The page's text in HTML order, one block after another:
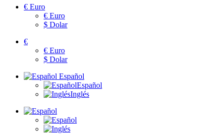
€ Euro
€ Euro
$ Dolar
€
€ Euro
$ Dolar
Español
Español
Inglés